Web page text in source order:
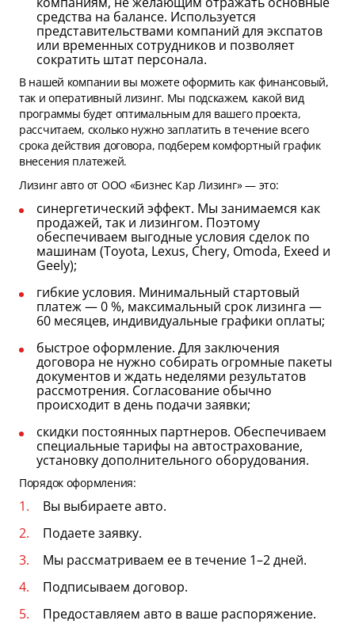
средства на балансе. Используется
представительствами компаний для экспатов
или временных сотрудников и позволяет
сократить штат персонала.
В нашей компании вы можете оформить как финансовый,
так и оперативный лизинг. Мы подскажем, какой вид
программы будет оптимальным для вашего проекта,
рассчитаем, сколько нужно заплатить в течение всего
срока действия договора, подберем комфортный график
внесения платежей.
Лизинг авто от ООО «Бизнес Кар Лизинг» — это:
синергетический эффект. Мы занимаемся как
продажей, так и лизингом. Поэтому
обеспечиваем выгодные условия сделок по
машинам (Toyota, Lexus, Chery, Omoda, Exeed и
Geely);
гибкие условия. Минимальный стартовый
платеж — 0 %, максимальный срок лизинга —
60 месяцев, индивидуальные графики оплаты;
быстрое оформление. Для заключения
договора не нужно собирать огромные пакеты
документов и ждать неделями результатов
рассмотрения. Согласование обычно
происходит в день подачи заявки;
скидки постоянных партнеров. Обеспечиваем
специальные тарифы на автострахование,
установку дополнительного оборудования.
Порядок оформления:
Вы выбираете авто.
Подаете заявку.
Мы рассматриваем ее в течение 1–2 дней.
Подписываем договор.
Предоставляем авто в ваше распоряжение.